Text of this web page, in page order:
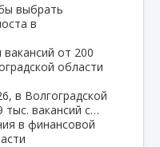
выбрать
в
от 200
области
в Волгоградской
вакансий с…
в финансовой